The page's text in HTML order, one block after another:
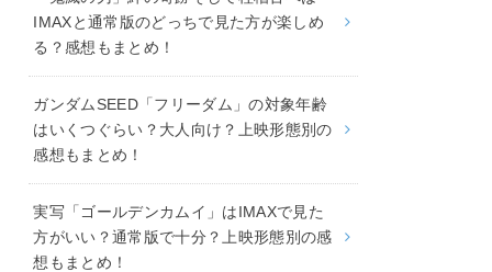
IMAXと通常版のどっちで見た方が楽しめ
る？感想もまとめ！
ガンダムSEED「フリーダム」の対象年齢
はいくつぐらい？大人向け？上映形態別の
感想もまとめ！
実写「ゴールデンカムイ」はIMAXで見た
方がいい？通常版で十分？上映形態別の感
想もまとめ！